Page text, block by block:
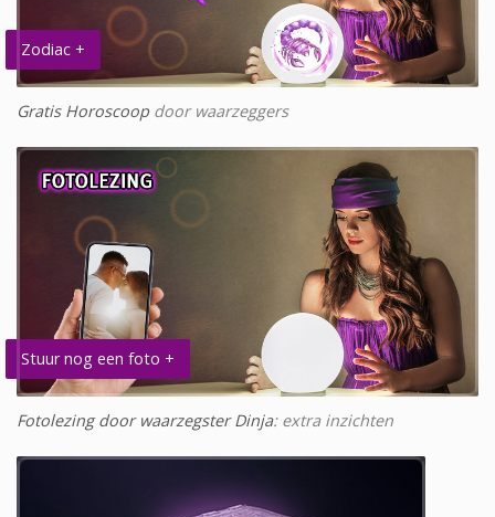
Zodiac +
Gratis Horoscoopdoor waarzeggers
Stuur nog een foto +
Fotolezing door waarzegster Dinja: extra inzichten